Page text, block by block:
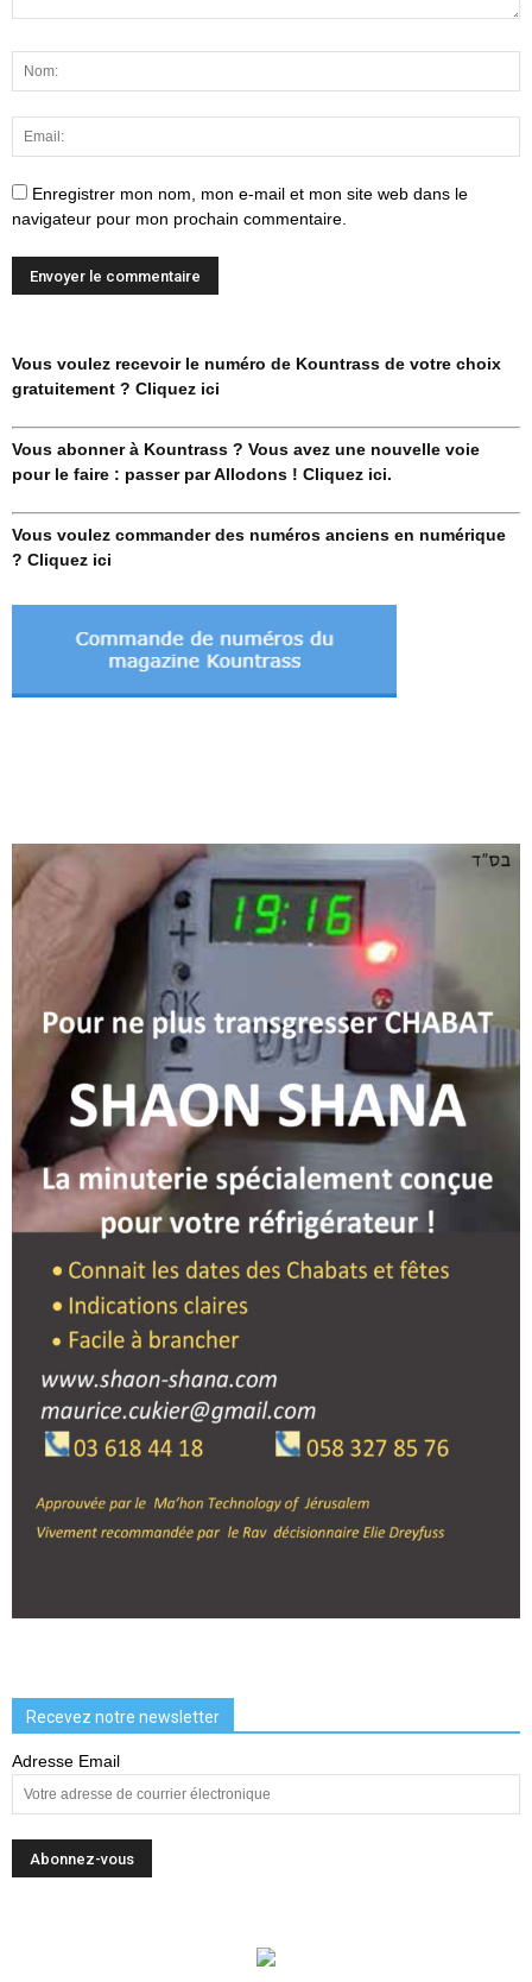
Enregistrer mon nom, mon e-mail et mon site web dans le
navigateur pour mon prochain commentaire.
Vous voulez recevoir le numéro de Kountrass de votre choix
gratuitement ? Cliquez ici
Vous abonner à Kountrass ? Vous avez une nouvelle voie
pour le faire : passer par Allodons ! Cliquez ici.
Vous voulez commander des numéros anciens en numérique
? Cliquez ici
Recevez notre newsletter
Adresse Email